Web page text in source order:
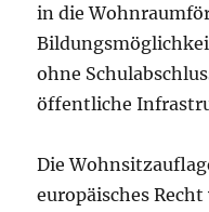
in die
ohne
öffentliche
Die
europäisches